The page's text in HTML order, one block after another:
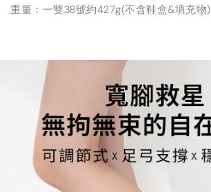
重量：一雙38號約427g(不含鞋盒&填充物)